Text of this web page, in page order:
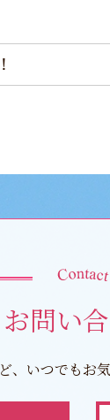
お問い
、いつでもお